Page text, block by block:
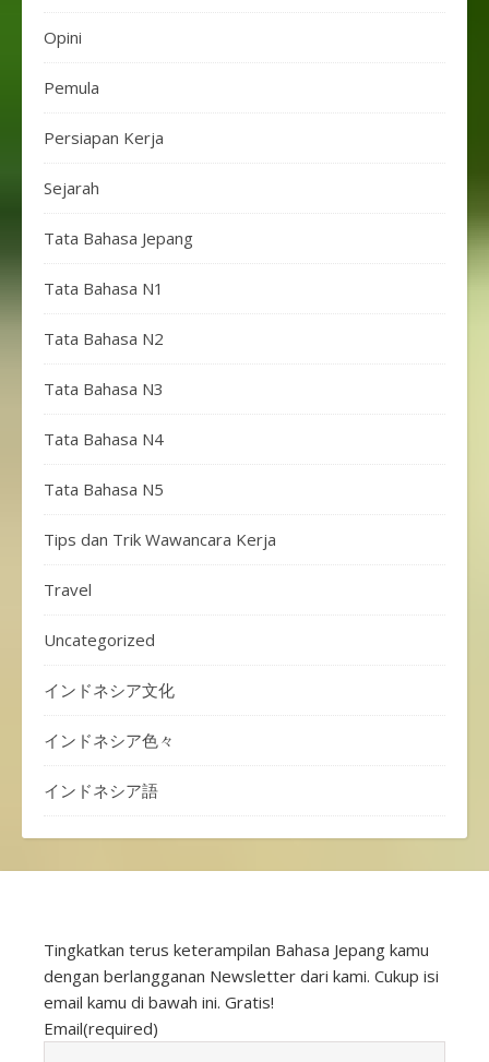
Opini
Pemula
Persiapan Kerja
Sejarah
Tata Bahasa Jepang
Tata Bahasa N1
Tata Bahasa N2
Tata Bahasa N3
Tata Bahasa N4
Tata Bahasa N5
Tips dan Trik Wawancara Kerja
Travel
Uncategorized
インドネシア文化
インドネシア色々
インドネシア語
Tingkatkan terus keterampilan Bahasa Jepang kamu
dengan berlangganan Newsletter dari kami. Cukup isi
email kamu di bawah ini. Gratis!
Email(required)